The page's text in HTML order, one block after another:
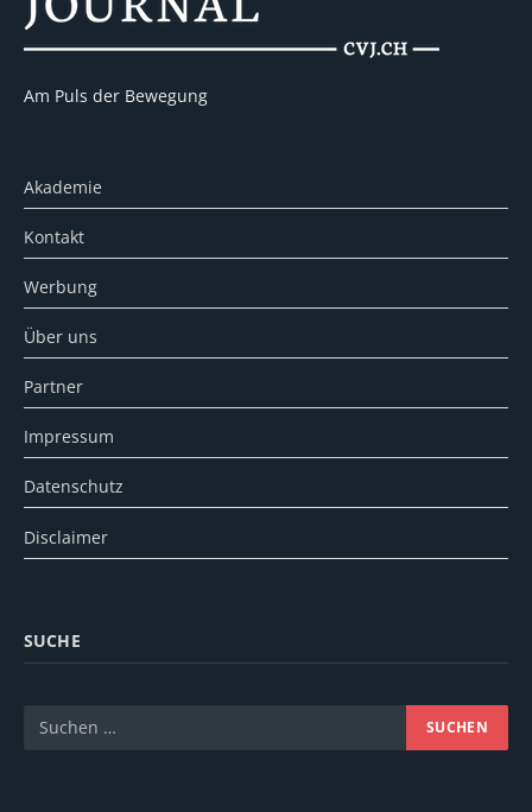
Am Puls der Bewegung
Akademie
Kontakt
Werbung
Über uns
Partner
Impressum
Datenschutz
Disclaimer
SUCHE